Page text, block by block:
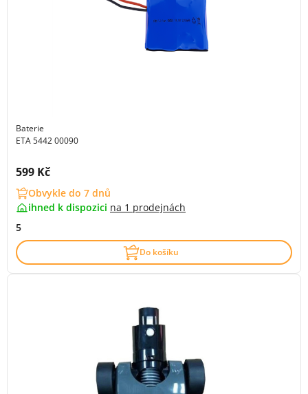
Baterie
ETA 5442 00090
Cena s DPH:
599 Kč
Obvykle do 7 dnů
ihned k dispozici na 1 prodejnách
5
Do košíku